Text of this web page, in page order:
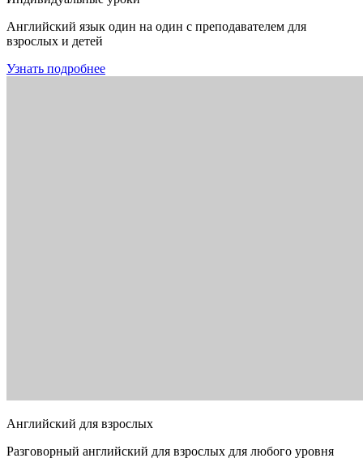
Английский язык один на один с преподавателем для
взрослых и детей
Узнать подробнее
Английский для взрослых
Разговорный английский для взрослых для любого уровня